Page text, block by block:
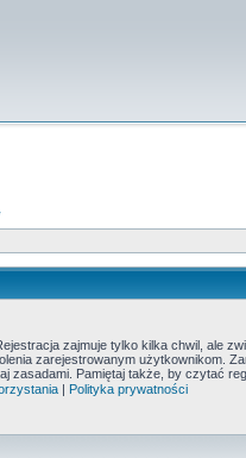
zajmuje tylko kilka chwil, ale
zarejestrowanym użytkownikom.
zasadami. Pamiętaj także, by czytać
| Polityka prywatności